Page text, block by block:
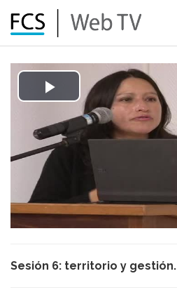
Play
Video
Sesión 6: territorio y gestión.